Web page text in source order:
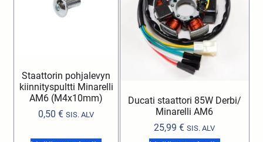
Staattorin pohjalevyn
kiinnityspultti Minarelli
AM6 (M4x10mm)
0,50 € SIS. ALV
Ducati staattori 85W Derbi/
Minarelli AM6
25,99€ SIS. ALV